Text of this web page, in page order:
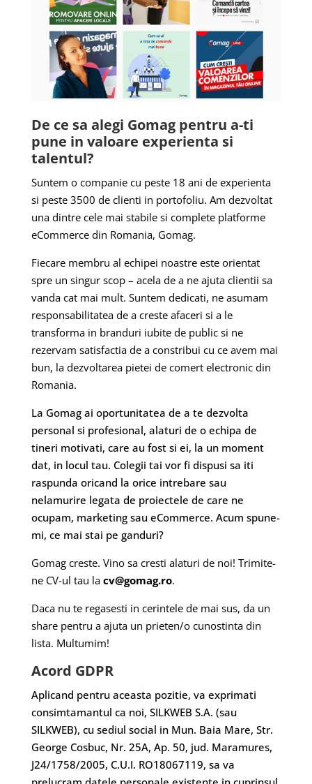
De ce sa alegi Gomag pentru a-ti
pune in valoare experienta si
talentul?
Suntem o companie cu peste 18 ani de experienta
si peste 3500 de clienti in portofoliu. Am dezvoltat
una dintre cele mai stabile si complete platforme
eCommerce din Romania, Gomag.
Fiecare membru al echipei noastre este orientat
spre un singur scop – acela de a ne ajuta clientii sa
vanda cat mai mult. Suntem dedicati, ne asumam
responsabilitatea de a creste afaceri si a le
transforma in branduri iubite de public si ne
rezervam satisfactia de a constribui cu ce avem mai
bun, la dezvoltarea pietei de comert electronic din
Romania.
La Gomag ai oportunitatea de a te dezvolta
personal si profesional, alaturi de o echipa de
tineri motivati, care au fost si ei, la un moment
dat, in locul tau. Colegii tai vor fi dispusi sa iti
raspunda oricand la orice intrebare sau
nelamurire legata de proiectele de care ne
ocupam, marketing sau eCommerce. Acum spune-
mi, ce mai stai pe ganduri?
Gomag creste. Vino sa cresti alaturi de noi! Trimite-
ne CV-ul tau la cv@gomag.ro.
Daca nu te regasesti in cerintele de mai sus, da un
share pentru a ajuta un prieten/o cunostinta din
lista. Multumim!
Acord GDPR
Aplicand pentru aceasta pozitie, va exprimati
consimtamantul ca noi, SILKWEB S.A. (sau
SILKWEB), cu sediul social in Mun. Baia Mare, Str.
George Cosbuc, Nr. 25A, Ap. 50, jud. Maramures,
J24/1758/2005, C.U.I. RO18067119, sa va